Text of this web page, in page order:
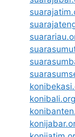
konibali.org